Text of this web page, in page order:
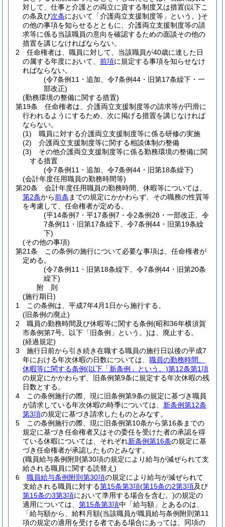
対して、仕事と介護との両立に資する制度又は措置(以下こ
の条及び次条において「介護両立支援制度等」という。)そ
の他の事項を知らせるとともに、介護両立支援制度等の請
求等に係る当該職員の意向を確認するための面談その他の
措置を講じなければならない。
2
任命権者は、職員に対して、当該職員が40歳に達した日
の属する年度において、 前項に規定する事項を知らせなけ
ればならない。
(令7条例11・追加、令7条例44・旧第17条繰下・一
部改正)
(勤務環境の整備に関する措置)
第19条
任命権者は、介護両立支援制度等の請求等が円滑に
行われるようにするため、次に掲げる措置を講じなければ
ならない。
(1)
職員に対する介護両立支援制度等に係る研修の実施
(2)
介護両立支援制度等に関する相談体制の整備
(3)
その他介護両立支援制度等に係る勤務環境の整備に関
する措置
(令7条例11・追加、令7条例44・旧第18条繰下)
(会計年度任用職員の勤務時間等)
第20条
会計年度任用職員の勤務時間、休暇等については、
第2条から前条 までの規定にかかわらず、その職務の性質等
を考慮して、任命権者が定める。
(平14条例7・平17条例7・令2条例28・一部改正、令
7条例11・旧第17条繰下、令7条例44・旧第19条繰
下)
(その他の事項)
第21条
この条例の施行について必要な事項は、任命権者が
定める。
(令7条例11・旧第18条繰下、令7条例44・旧第20条
繰下)
附 則
(施行期日)
1
この条例は、平成7年4月1日から施行する。
(旧条例の廃止)
2
職員の勤務時間及び休暇等に関する条例(昭和36年横須賀
市条例第7号。以下「旧条例」という。)は、廃止する。
(経過規定)
3
施行日前から引き続き在職する職員の施行日以後の平成7
年における年次休暇の日数については、 職員の勤務時間、
休暇等に関する条例(以下「新条例」という。)第12条第1項
の規定にかかわらず、旧条例第9条に規定する年次休暇の残
日数とする。
4
この条例施行の際、現に旧条例第9条の規定に基づき職員
が請求している年次休暇の時季については、 新条例第12条
第3項の規定に基づき請求したものとみなす。
5
この条例施行の際、現に旧条例第10条から第16条までの
規定に基づき任命権者又はその委任を受けた者の承認を得
ている休暇については、それぞれ新条例第16条の規定に基
づき任命権者が承認したものとみなす。
(職員給与条例附則第30項の規定により給与が減ぜられて支
給される職員に関する読替え)
6
職員給与条例附則第30項の規定により給与が減ぜられて
支給される職員に対する第15条第3項(第15条の2第3項及び
第15条の3第3項において準用する場合を含む。)の規定の
適用については、 第15条第3項中「給与額」とあるのは、
「給与額から、給料月額(当該職員が職員給与条例附則第11
項の規定の適用を受ける者である場合にあっては、同項の